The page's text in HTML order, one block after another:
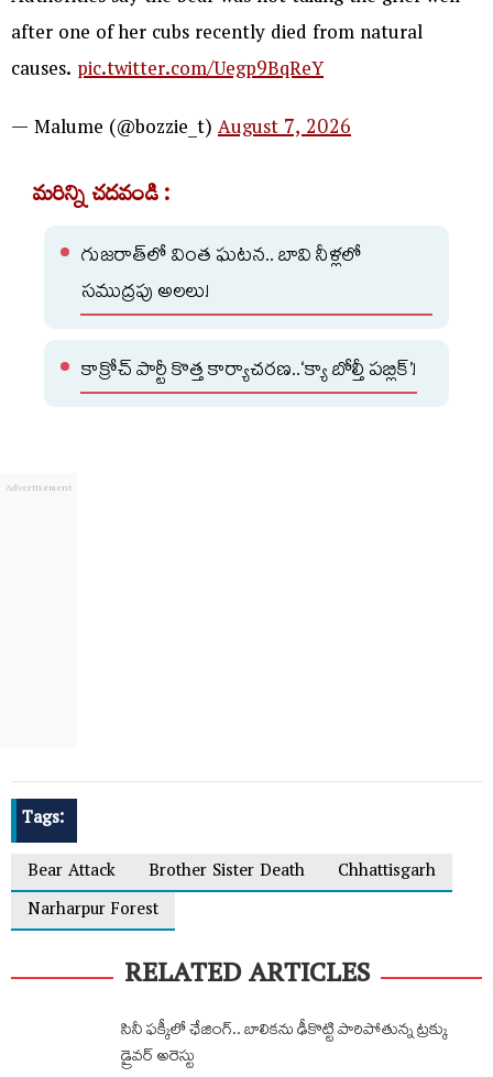
after one of her cubs recently died from natural
causes.pic.twitter.com/Uegp9BqReY
— Malume (@bozzie_t)August 7, 2026
మరిన్ని చదవండి :
గుజరాత్‌లో వింత ఘటన.. బావి నీళ్లలో
సముద్రపు అలలు!
కాక్రోచ్ పార్టీ కొత్త కార్యాచరణ..‘క్యా బోల్తీ పబ్లిక్’!
Tags:
Bear Attack
Brother Sister Death
Chhattisgarh
Narharpur Forest
RELATED ARTICLES
సినీ ఫక్కీలో ఛేజింగ్.. బాలికను ఢీకొట్టి పారిపోతున్న ట్రక్కు
డ్రైవర్ అరెస్టు